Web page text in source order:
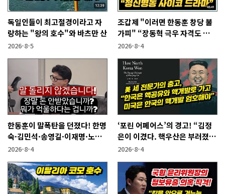
독일인들이 최고절경이라고 자
랑하는 "왕의 호수"와 바츠만 산
2026-8-5
조갑제 "이러면 한동훈 창당 불
가피" “장동혁 극우 자격도 없
어...2억 쓰고 성과 없어”
2026-8-4
한동훈이 말폭탄을 던졌다! 한명
숙·김민석·송영길·이재명·노
무현에게
2026-8-4
‘포린 어페어스’의 경고! “김정
은이 이겼다. 핵우산은 부러졌
다”
2026-8-4